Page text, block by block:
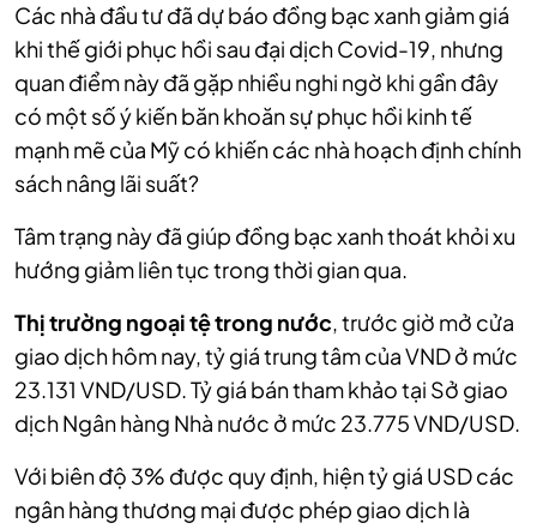
Các nhà đầu tư đã dự báo đồng bạc xanh giảm giá
khi thế giới phục hồi sau đại dịch Covid-19, nhưng
quan điểm này đã gặp nhiều nghi ngờ khi gần đây
có một số ý kiến băn khoăn sự phục hồi kinh tế
mạnh mẽ của Mỹ có khiến các nhà hoạch định chính
sách nâng lãi suất?
Tâm trạng này đã giúp đồng bạc xanh thoát khỏi xu
hướng giảm liên tục trong thời gian qua.
Thị trường ngoại tệ trong nước, trước giờ mở cửa
giao dịch hôm nay, tỷ giá trung tâm của VND ở mức
23.131 VND/USD. Tỷ giá bán tham khảo tại Sở giao
dịch Ngân hàng Nhà nước ở mức 23.775 VND/USD.
Với biên độ 3% được quy định, hiện tỷ giá USD các
ngân hàng thương mại được phép giao dịch là